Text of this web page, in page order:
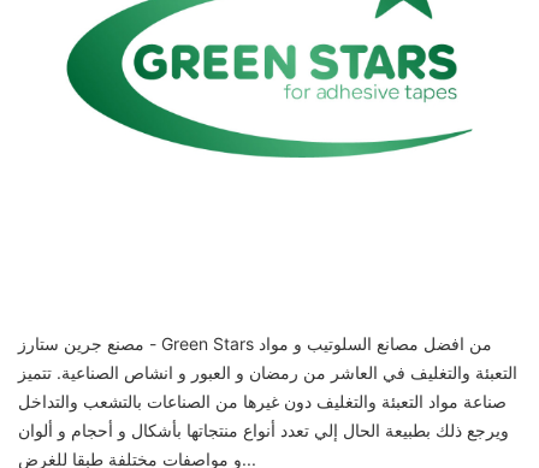
مصنع جرين ستارز - Green Stars من افضل مصانع السلوتيب و مواد
التعبئة والتغليف في العاشر من رمضان و العبور و انشاص الصناعية. تتميز
صناعة مواد التعبئة والتغليف دون غيرها من الصناعات بالتشعب والتداخل
ويرجع ذلك بطبيعة الحال إلي تعدد أنواع منتجاتها بأشكال و أحجام و ألوان
و مواصفات مختلفة طبقا للغرض...